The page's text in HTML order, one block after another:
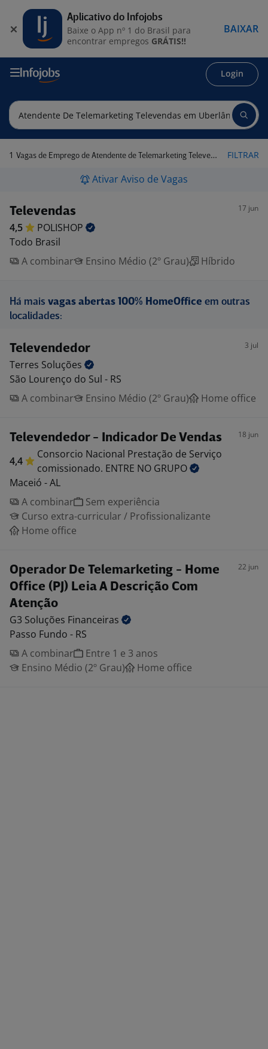
Login
1 Vagas de Emprego de Atendente de Telemarketing Televendas em Uberlândia - MG FILTRAR
Ativar Aviso de Vagas
Televendas 17 jun
4,5
POLISHOP
Todo Brasil
A combinar
Ensino Médio (2º Grau) Híbrido
Há mais vagas abertas 100% HomeOffice em outras
localidades:
Televendedor 3 jul
Terres Soluções
São Lourenço do Sul - RS
A combinar
Ensino Médio (2º Grau) Home office
Televendedor - Indicador De Vendas 18 jun
4,4
Consorcio Nacional Prestação de Serviço
comissionado. ENTRE NO GRUPO
Maceió - AL
A combinar
Sem experiência
Curso extra-curricular / Profissionalizante
Home office
Operador De Telemarketing - Home
Office (PJ) Leia A Descrição Com
Atenção
22 jun
G3 Soluções Financeiras
Passo Fundo - RS
A combinar
Entre 1 e 3 anos
Ensino Médio (2º Grau)
Home office
Aplicativo do Infojobs
Baixe o App nº 1 do Brasil para
encontrar empregos GRÁTIS!!
BAIXAR